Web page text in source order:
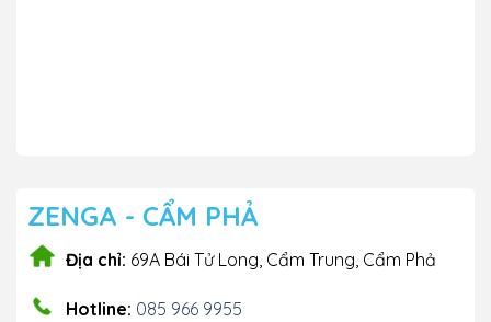
ZENGA - CẨM PHẢ
Địa chỉ: 69A Bái Tử Long, Cẩm Trung, Cẩm Phả
Hotline: 085 966 9955